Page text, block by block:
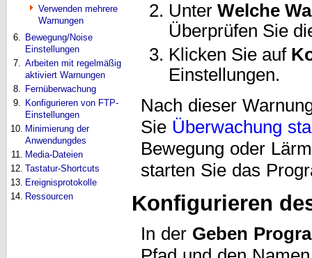
Verwenden mehrere
Warnungen
6. Bewegung/Noise
Einstellungen
7. Arbeiten mit regelmäßig
aktiviert Warnungen
8. Fernüberwachung
9. Konfigurieren von FTP-
Einstellungen
10. Minimierung der
Anwendungdes
11. Media-Dateien
12. Tastatur-Shortcuts
13. Ereignisprotokolle
14. Ressourcen
Unter Welche
Überprüfen Sie
Klicken Sie auf
Einstellungen.
Nach dieser
Sie Überwachung
Bewegung oder
starten Sie das
Konfigurieren
In der Geben